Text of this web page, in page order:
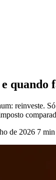
quando
reinveste.
de 2026 7